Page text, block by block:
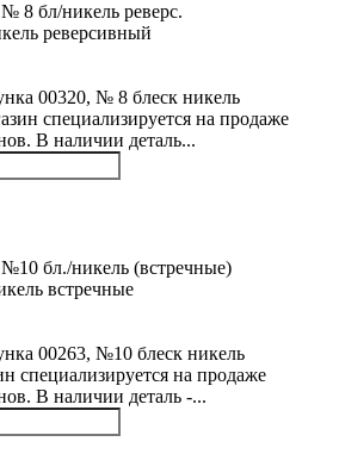
реверсивный
00320, № 8 блеск никель
специализируется на продаже
В наличии деталь...
встречные
00263, №10 блеск никель
специализируется на продаже
В наличии деталь -...